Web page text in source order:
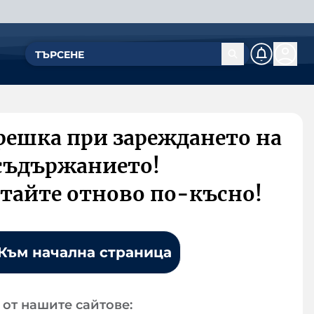
при зареждането на
отново по-късно!
начална страница
нашите сайтове: